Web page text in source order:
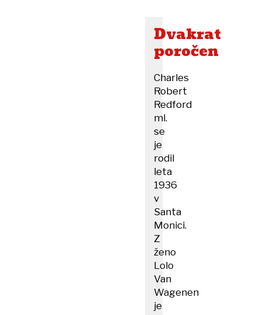
Dvakrat
poročen
Charles
Robert
Redford
ml.
se
je
rodil
leta
1936
v
Santa
Monici.
Z
ženo
Lolo
Van
Wagenen
je